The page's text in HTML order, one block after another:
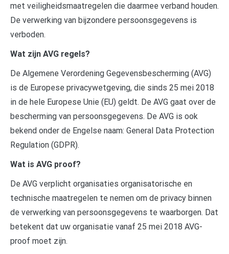
met veiligheidsmaatregelen die daarmee verband houden.
De verwerking van bijzondere persoonsgegevens is
verboden.
Wat zijn AVG regels?
De Algemene Verordening Gegevensbescherming (AVG)
is de Europese privacywetgeving, die sinds 25 mei 2018
in de hele Europese Unie (EU) geldt. De AVG gaat over de
bescherming van persoonsgegevens. De AVG is ook
bekend onder de Engelse naam: General Data Protection
Regulation (GDPR).
Wat is AVG proof?
De AVG verplicht organisaties organisatorische en
technische maatregelen te nemen om de privacy binnen
de verwerking van persoonsgegevens te waarborgen. Dat
betekent dat uw organisatie vanaf 25 mei 2018 AVG-
proof moet zijn.